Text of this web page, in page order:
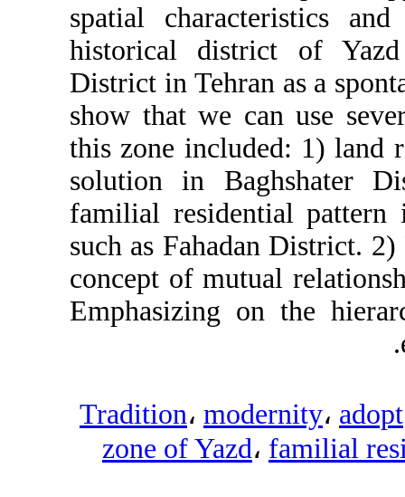
spatial
historical
District in
show that
this zone
solution in
familial
such as
concept of
Tradition،
zone of